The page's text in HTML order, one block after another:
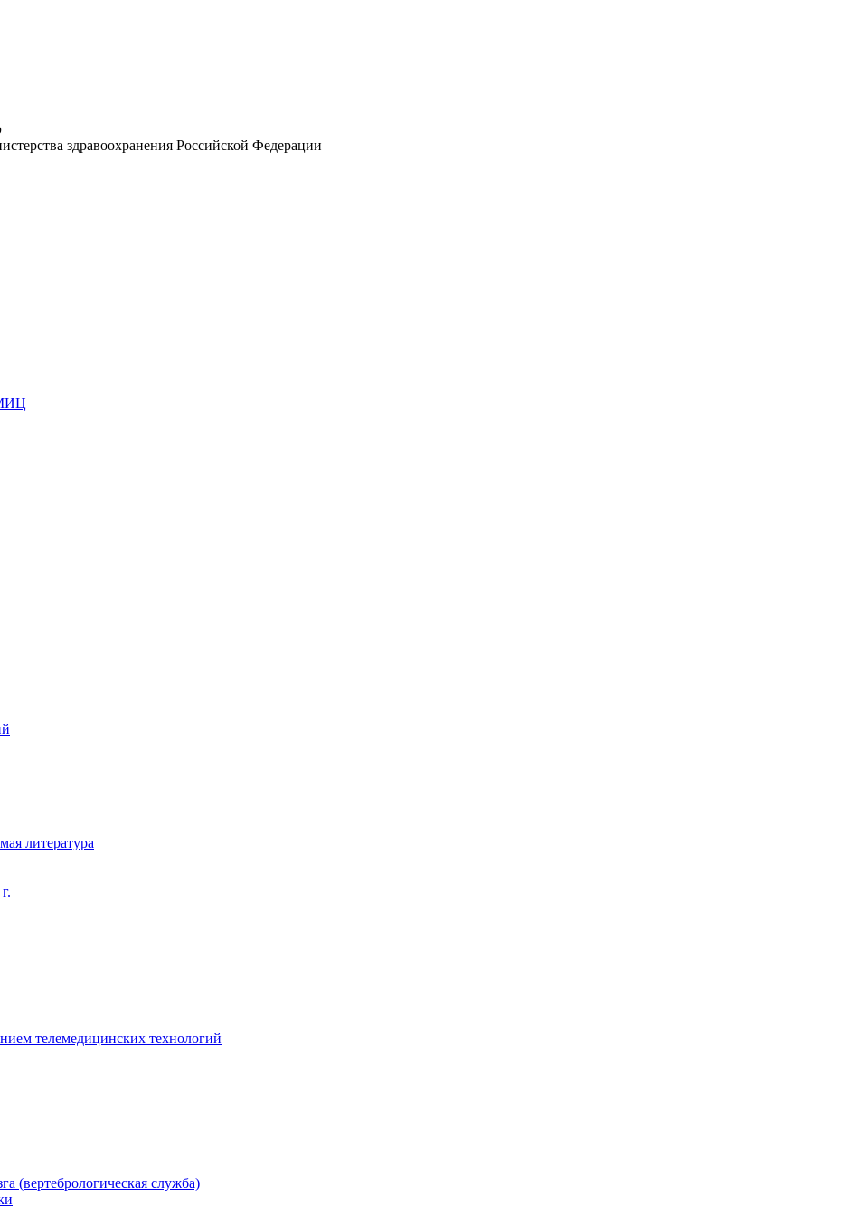
здравоохранения Российской Федерации
литература
телемедицинских технологий
(вертебрологическая служба)